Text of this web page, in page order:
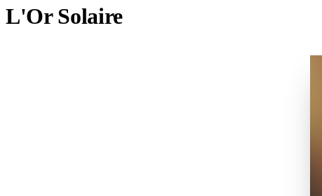
L'Or Solaire